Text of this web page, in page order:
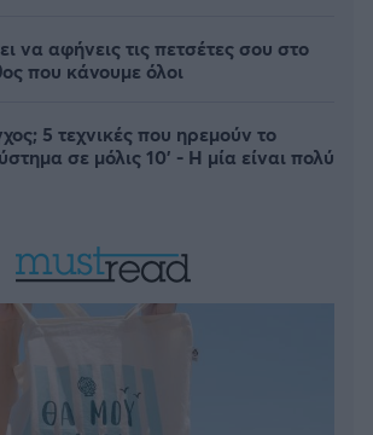
να αφήνεις τις πετσέτες σου στο
που κάνουμε όλοι
5 τεχνικές που ηρεμούν το
σε μόλις 10' - Η μία είναι πολύ